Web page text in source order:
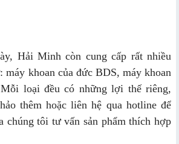
Hải Minh còn cung cấp rất nhiều
máy khoan của đức BDS, máy khoan
loại đều có những lợi thế riêng,
thêm hoặc liên hệ qua hotline để
chúng tôi tư vấn sản phẩm thích hợp